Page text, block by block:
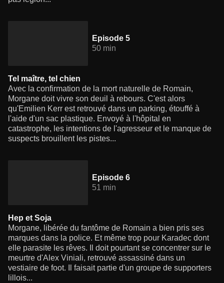
Episode 5
50 min
Tel maître, tel chien
Avec la confirmation de la mort naturelle de Romain,
Morgane doit vivre son deuil à rebours. C'est alors
qu'Emilien Kerr est retrouvé dans un parking, étouffé à
l'aide d'un sac plastique. Envoyé à l'hôpital en
catastrophe, les intentions de l'agresseur et le manque de
suspects brouillent les pistes...
Episode 6
51 min
Hep et Soja
Morgane, libérée du fantôme de Romain a bien pris ses
marques dans la police. Et même trop pour Karadec dont
elle parasite les rêves. Il doit pourtant se concentrer sur le
meurtre d'Alex Viniali, retrouvé assassiné dans un
vestiaire de foot. Il faisait partie d'un groupe de supporters
lillois...